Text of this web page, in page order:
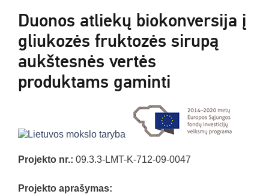
Duonos atliekų biokonversija į
gliukozės fruktozės sirupą
aukštesnės vertės
produktams gaminti
Projekto nr.: 09.3.3-LMT-K-712-09-0047
Projekto aprašymas: